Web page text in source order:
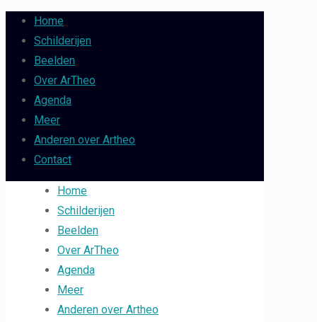
Home
Schilderijen
Beelden
Over ArTheo
Agenda
Meer
Anderen over Artheo
Contact
Home
Schilderijen
Beelden
Over ArTheo
Agenda
Meer
Anderen over Artheo